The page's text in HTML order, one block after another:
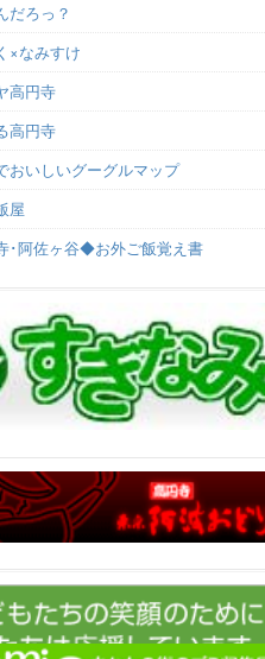
だろっ？
×なみすけ
高円寺
高円寺
おいしいグーグルマップ
屋
･阿佐ヶ谷◆お外ご飯覚え書